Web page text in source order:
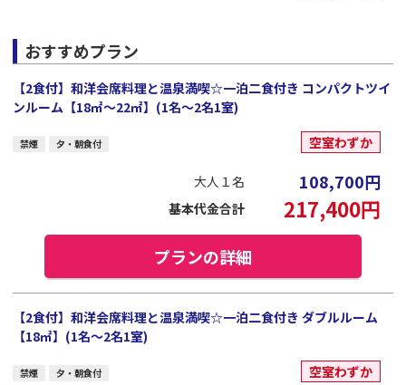
おすすめプラン
【2食付】和洋会席料理と温泉満喫☆一泊二食付き コンパクトツイ
ンルーム【18㎡～22㎡】(1名～2名1室)
禁煙 夕・朝食付 空室わずか
大人１名 108,700円
基本代金合計 217,400円
プランの詳細
【2食付】和洋会席料理と温泉満喫☆一泊二食付き ダブルルーム
【18㎡】(1名～2名1室)
禁煙 夕・朝食付 空室わずか